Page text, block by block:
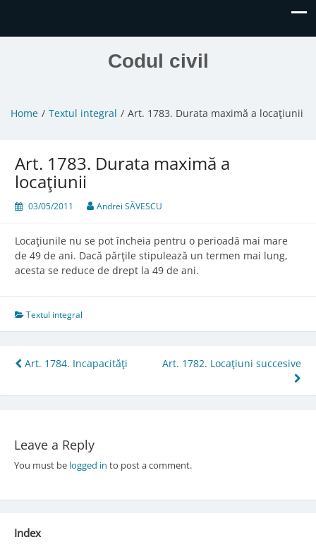
Codul civil
Home Textul integral Art. 1783. Durata maximă a locaţiunii
Art. 1783. Durata maximă a
locaţiunii
03/05/2011 Andrei SĂVESCU
Locaţiunile nu se pot încheia pentru o perioadă mai mare
de 49 de ani. Dacă părţile stipulează un termen mai lung,
acesta se reduce de drept la 49 de ani.
Textul integral
Post
navigation
Art. 1784. Incapacităţi Art. 1782. Locaţiuni succesive
Leave a Reply
You must be logged in to post a comment.
Index